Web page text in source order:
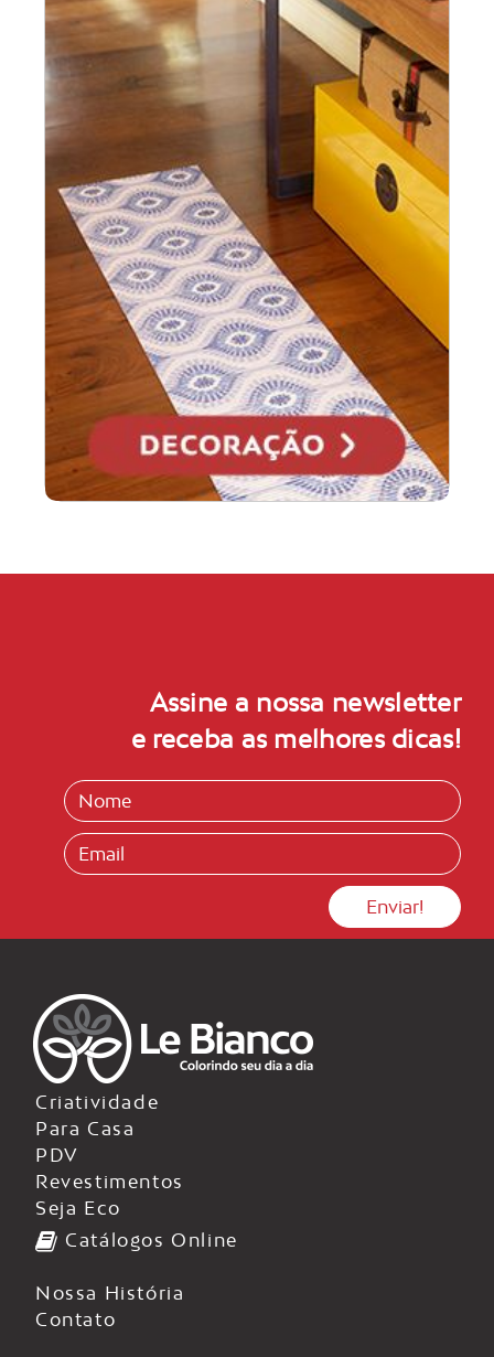
Assine a nossa newsletter
e receba as melhores dicas!
Criatividade
Para Casa
PDV
Revestimentos
Seja Eco
Catálogos Online
Nossa História
Contato